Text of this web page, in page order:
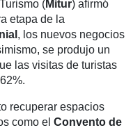
(Mitur) afirmó
etapa de la
, los nuevos negocios
se produjo un
las visitas de turistas
recuperar espacios
como el Convento de